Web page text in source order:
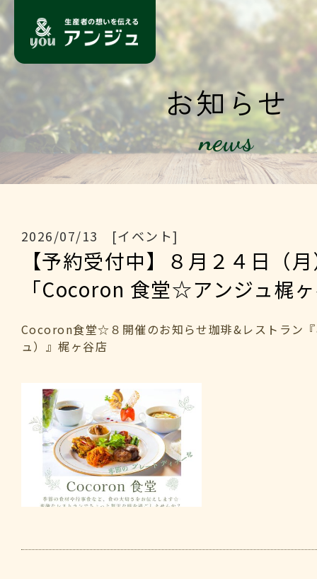
お知らせ
news
2026/07/13 [イベント]
【予約受付中】８月２４日（
「Cocoron 食堂☆アンジュ梶
Cocoron食堂☆８開催のお知らせ珈琲&レストラン
ュ）』梶ヶ谷店